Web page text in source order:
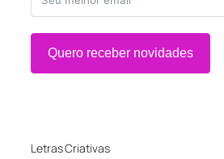
Quero receber novidades
Letras Criativas